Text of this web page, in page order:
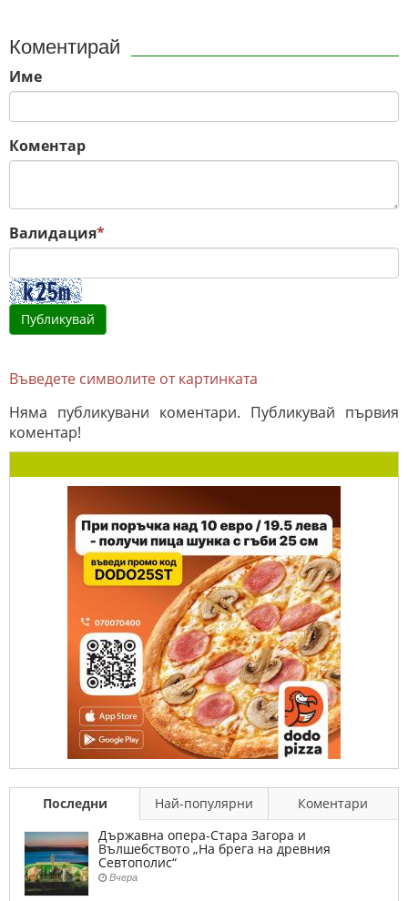
Коментирай
Име
Коментар
Валидация*
Въведете символите от картинката
Няма публикувани коментари. Публикувай първия
коментар!
Последни Най-популярни
Коментари
Държавна опера-Стара Загора и
Вълшебството „На брега на древния
Севтополис“
Вчера